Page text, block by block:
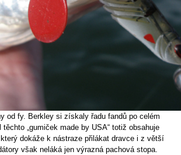
od fy. Berkley si získaly řadu fandů po celém
„gumiček made by USA“ totiž obsahuje
dokáže k nástraze přilákat dravce i z větší
však neláká jen výrazná pachová stopa.